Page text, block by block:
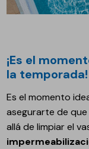
¡Es el
la temporada!
Es el momento
asegurarte de
allá de limpiar el